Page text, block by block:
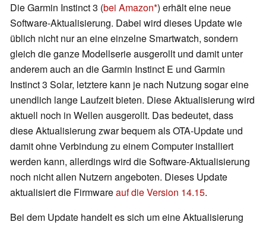
Die Garmin Instinct 3 (bei Amazon ) erhält eine neue
Software-Aktualisierung. Dabei wird dieses Update wie
üblich nicht nur an eine einzelne Smartwatch, sondern
gleich die ganze Modellserie ausgerollt und damit unter
anderem auch an die Garmin Instinct E und Garmin
Instinct 3 Solar, letztere kann je nach Nutzung sogar eine
unendlich lange Laufzeit bieten. Diese Aktualisierung wird
aktuell noch in Wellen ausgerollt. Das bedeutet, dass
diese Aktualisierung zwar bequem als OTA-Update und
damit ohne Verbindung zu einem Computer installiert
werden kann, allerdings wird die Software-Aktualisierung
noch nicht allen Nutzern angeboten. Dieses Update
aktualisiert die Firmwareauf die Version 14.15.
Bei dem Update handelt es sich um eine Aktualisierung